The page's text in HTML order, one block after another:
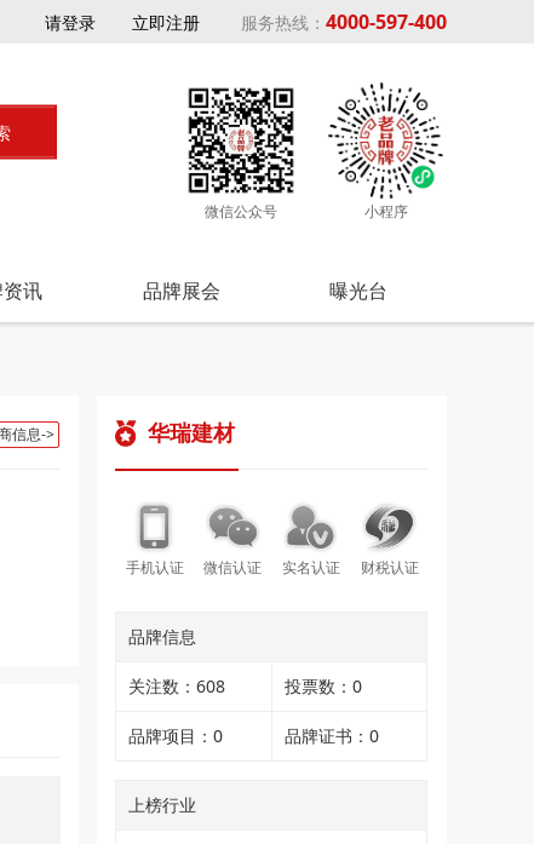
请登录 立即注册 服务热线： 4000-597-400
微信公众号 小程序
讯 品牌展会 曝光台
信息-> 华瑞建材
手机认证 微信认证 实名认证 财税认证
品牌信息
关注数：608 投票数：0
品牌项目：0 品牌证书：0
上榜行业